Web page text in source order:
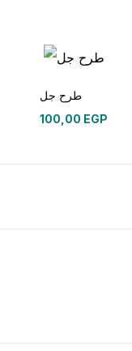
طرح جل
100,00 EGP